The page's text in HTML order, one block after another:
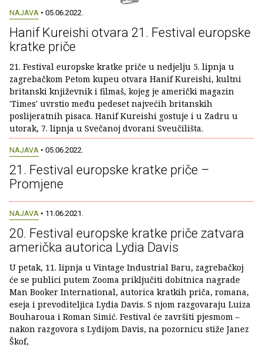
NAJAVA • 05.06.2022.
Hanif Kureishi otvara 21. Festival europske
kratke priče
21. Festival europske kratke priče u nedjelju 5. lipnja u
zagrebačkom Petom kupeu otvara Hanif Kureishi, kultni
britanski književnik i filmaš, kojeg je američki magazin
'Times' uvrstio među pedeset najvećih britanskih
poslijeratnih pisaca. Hanif Kureishi gostuje i u Zadru u
utorak, 7. lipnja u Svečanoj dvorani Sveučilišta.
NAJAVA • 05.06.2022.
21. Festival europske kratke priče –
Promjene
NAJAVA • 11.06.2021.
20. Festival europske kratke priče zatvara
američka autorica Lydia Davis
U petak, 11. lipnja u Vintage Industrial Baru, zagrebačkoj
će se publici putem Zooma priključiti dobitnica nagrade
Man Booker International, autorica kratkih priča, romana,
eseja i prevoditeljica Lydia Davis. S njom razgovaraju Luiza
Bouharoua i Roman Simić. Festival će završiti pjesmom –
nakon razgovora s Lydijom Davis, na pozornicu stiže Janez
Škof,